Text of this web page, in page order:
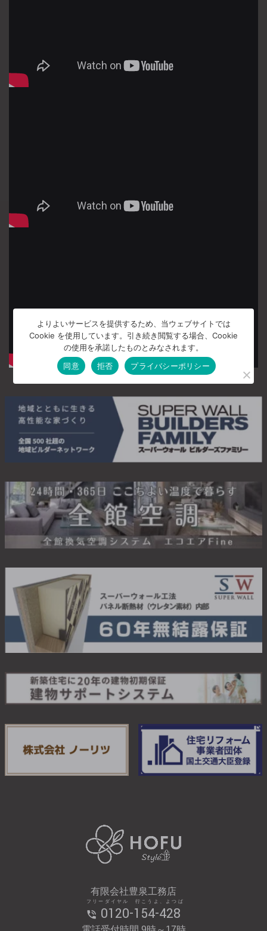
有限会社豊泉工務店
0120-154-428
フリーダイヤル 行こうよ、よつば
よりよいサービスを提供するため、当ウェブサイトでは
Cookie を使用しています。引き続き閲覧する場合、Cookie
の使用を承諾したものとみなされます。
同意
拒否 プライバシーポリシー